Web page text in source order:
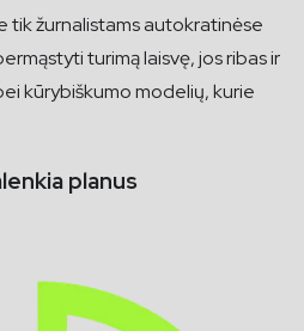
tik žurnalistams autokratinėse
turimą laisvę, jos ribas ir
kūrybiškumo modelių, kurie
planus